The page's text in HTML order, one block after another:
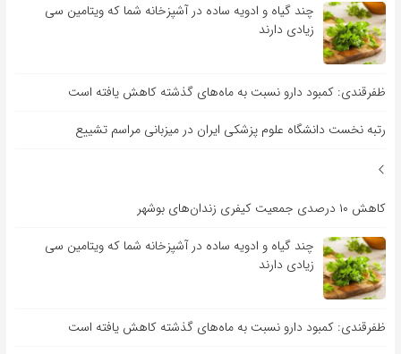
چند گیاه و ادویه ساده در آشپزخانه شما که ویتامین سی
زیادی دارند
ظفرقندی: کمبود دارو نسبت به ماه‌های گذشته کاهش یافته است
رتبه نخست دانشگاه علوم پزشکی ایران در میزبانی مراسم تشییع
کاهش ۱۰ درصدی جمعیت کیفری زندان‌های بوشهر
چند گیاه و ادویه ساده در آشپزخانه شما که ویتامین سی
زیادی دارند
ظفرقندی: کمبود دارو نسبت به ماه‌های گذشته کاهش یافته است